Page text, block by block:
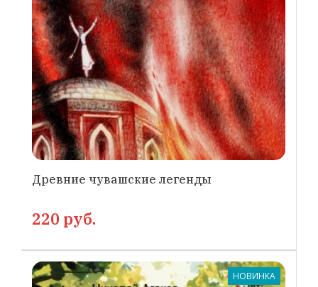
Древние чувашские легенды
220 руб.
НОВИНКА